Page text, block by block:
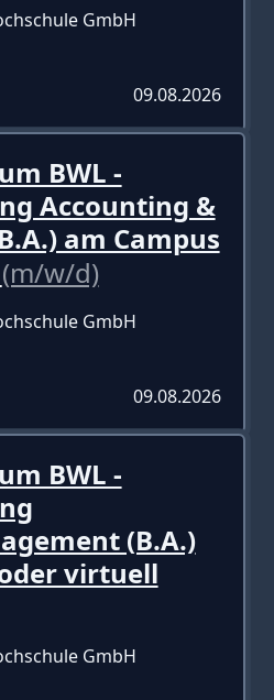
GmbH
09.08.2026
BWL -
Accounting &
am Campus
(m/w/d)
GmbH
09.08.2026
BWL -
(B.A.)
virtuell
GmbH